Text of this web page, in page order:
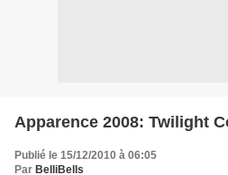
Apparence 2008: Twilight
Publié le 15/12/2010 à 06:05
Par BelliBells